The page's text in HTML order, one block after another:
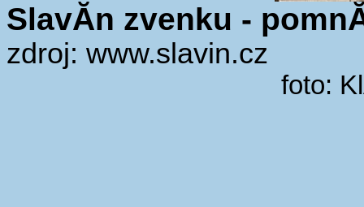
SlavĂ­n zvenku -
zdroj: www.slavin.cz
foto: